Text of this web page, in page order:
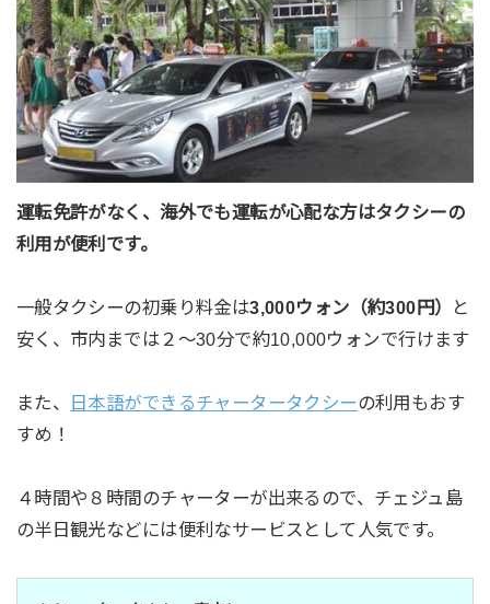
運転免許がなく、海外でも運転が心配な方はタクシーの
利用が便利です。
一般タクシーの初乗り料金は3,000ウォン（約300円）
と
安く、市内までは２〜30分で約10,000ウォンで行けます
また、 日本語ができるチャータータクシーの利用もおす
すめ！
４時間や８時間のチャーターが出来るので、チェジュ島
の半日観光などには便利なサービスとして人気です。